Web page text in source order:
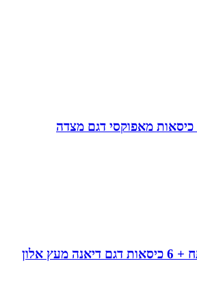
שולחן פינת אוכל נפתח + 6 כיסאות דגם דיאנה מעץ אלון